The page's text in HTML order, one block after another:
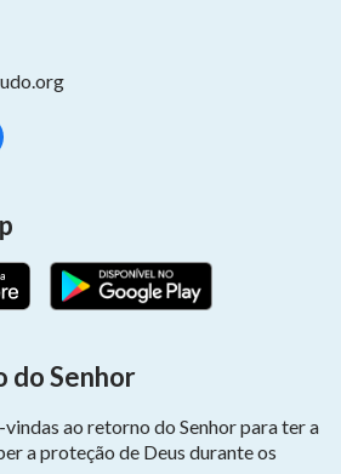
do Senhor
ao retorno do Senhor para ter a
a proteção de Deus durante os